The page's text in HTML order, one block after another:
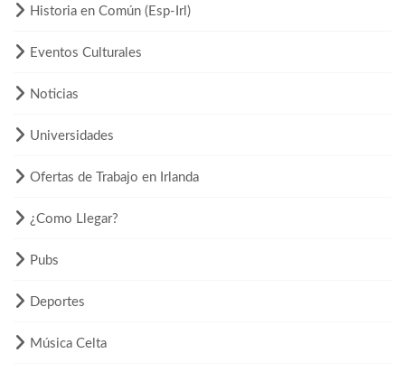
Historia en Común (Esp-Irl)
Eventos Culturales
Noticias
Universidades
Ofertas de Trabajo en Irlanda
¿Como Llegar?
Pubs
Deportes
Música Celta